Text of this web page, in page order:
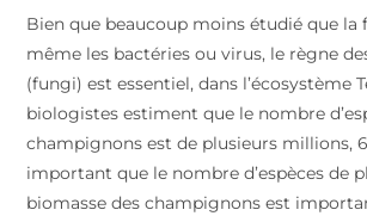
Bien que beaucoup moins étudié que la
même les bactéries ou virus, le règne
(fungi) est essentiel, dans l’écosystème
biologistes estiment que le nombre
champignons est de plusieurs millions,
important que le nombre d’espèces de
biomasse des champignons est